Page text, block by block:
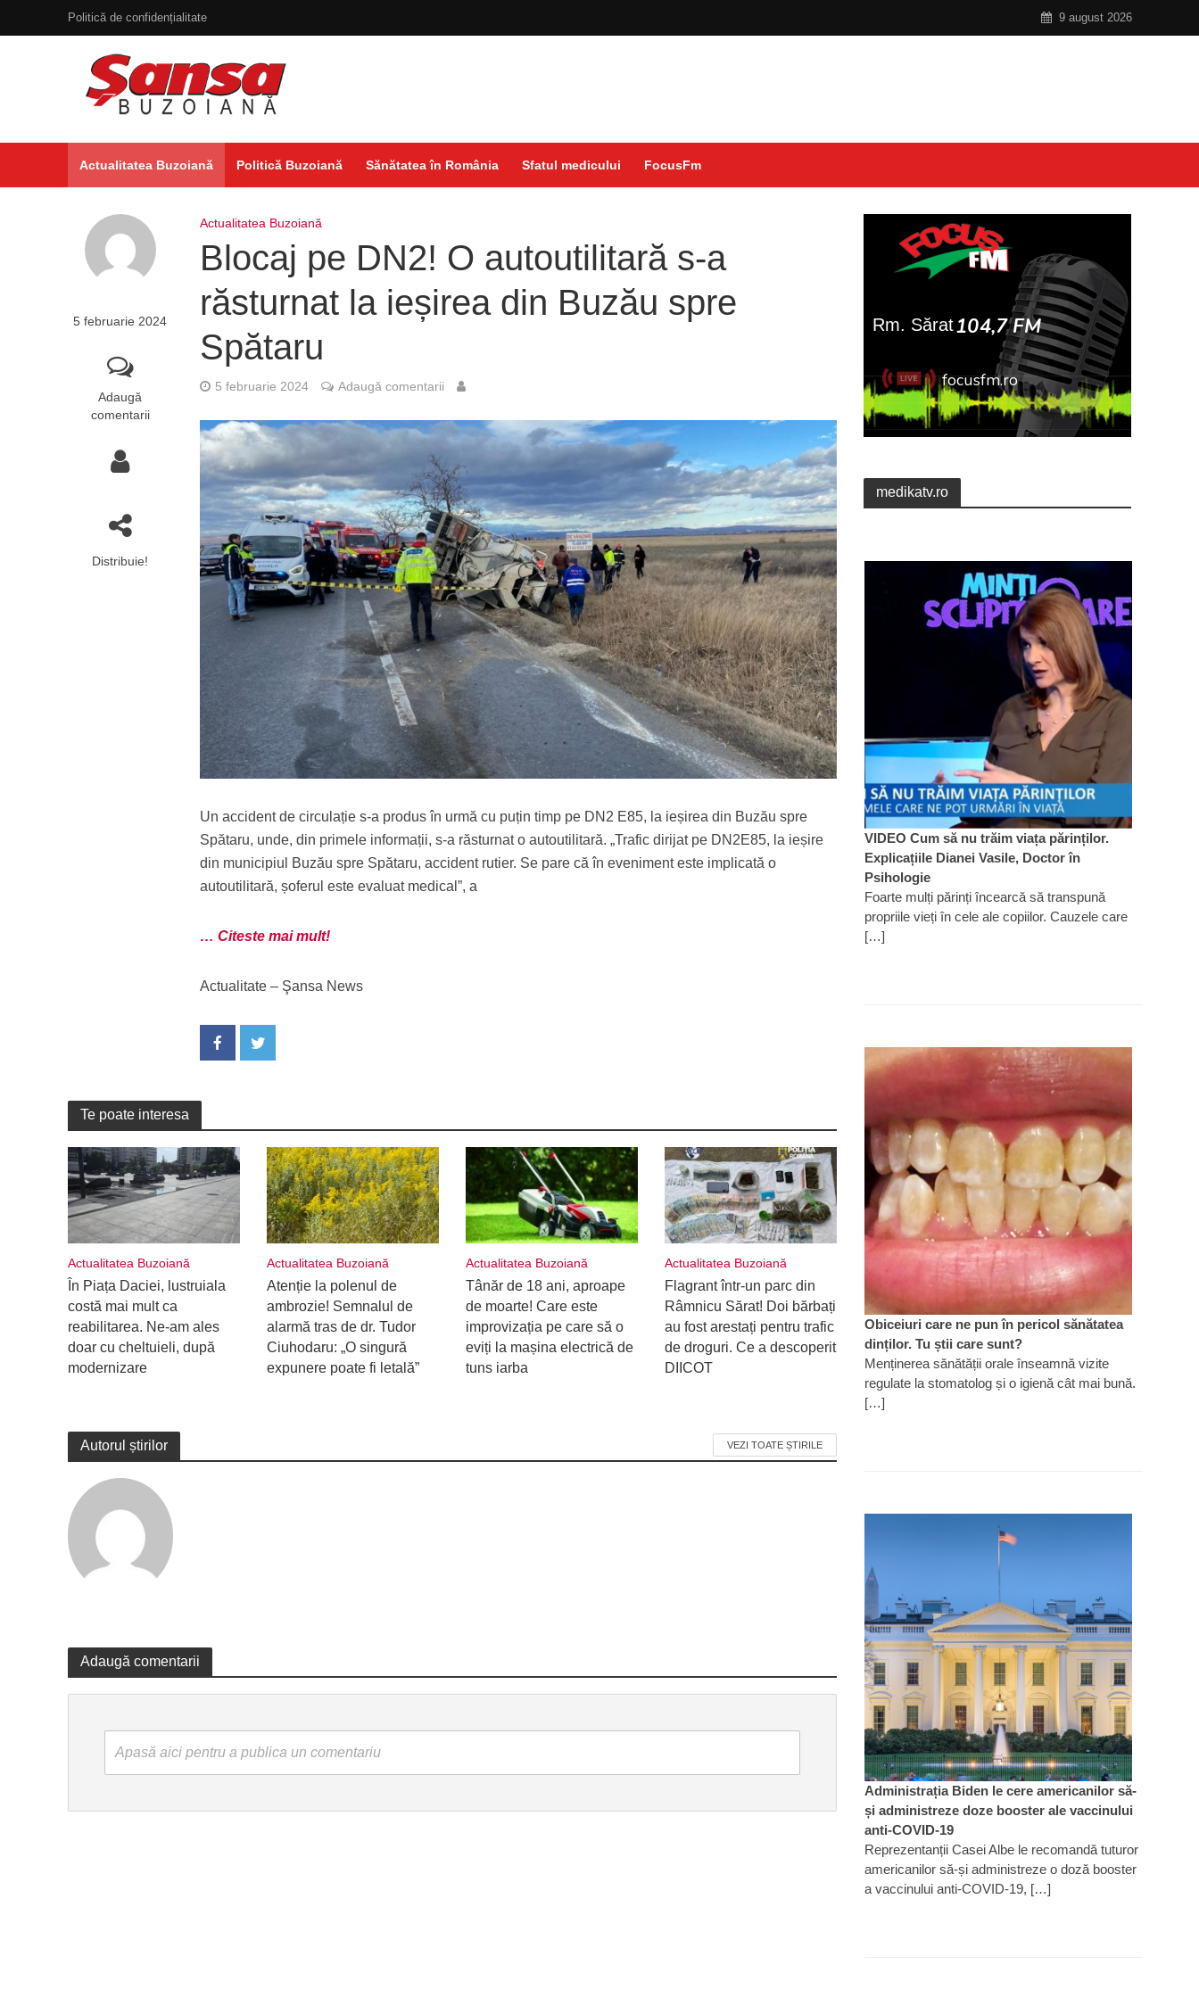
Politică de confidențialitate 9 august 2026
Actualitatea Buzoiană Politică Buzoiană Sănătatea în România Sfatul medicului FocusFm
5 februarie 2024
Adaugă
comentarii
Distribuie!
Actualitatea Buzoiană
Blocaj pe DN2! O autoutilitară s-a
răsturnat la ieșirea din Buzău spre
Spătaru
5 februarie 2024 Adaugă comentarii
Un accident de circulație s-a produs în urmă cu puțin timp pe DN2 E85, la ieșirea din Buzău spre
Spătaru, unde, din primele informații, s-a răsturnat o autoutilitară. „Trafic dirijat pe DN2E85, la ieșire
din municipiul Buzău spre Spătaru, accident rutier. Se pare că în eveniment este implicată o
autoutilitară, șoferul este evaluat medical”, a
… Citeste mai mult!
Actualitate – Şansa News
Te poate interesa
Actualitatea Buzoiană
În Piața Daciei, lustruiala
costă mai mult ca
reabilitarea. Ne-am ales
doar cu cheltuieli, după
modernizare
Actualitatea Buzoiană
Atenție la polenul de
ambrozie! Semnalul de
alarmă tras de dr. Tudor
Ciuhodaru: „O singură
expunere poate fi letală”
Actualitatea Buzoiană
Tânăr de 18 ani, aproape
de moarte! Care este
improvizația pe care să o
eviți la mașina electrică de
tuns iarba
Actualitatea Buzoiană
Flagrant într-un parc din
Râmnicu Sărat! Doi bărbați
au fost arestați pentru trafic
de droguri. Ce a descoperit
DIICOT
Autorul știrilor VEZI TOATE ȘTIRILE
Adaugă comentarii
Apasă aici pentru a publica un comentariu
medikatv.ro
VIDEO Cum să nu trăim viața părinților.
Explicațiile Dianei Vasile, Doctor în
Psihologie
Foarte mulți părinți încearcă să transpună
propriile vieți în cele ale copiilor. Cauzele care
[…]
Obiceiuri care ne pun în pericol sănătatea
dinților. Tu știi care sunt?
Menținerea sănătății orale înseamnă vizite
regulate la stomatolog și o igienă cât mai bună.
[…]
Administrația Biden le cere americanilor să-
și administreze doze booster ale vaccinului
anti-COVID-19
Reprezentanții Casei Albe le recomandă tuturor
americanilor să-și administreze o doză booster
a vaccinului anti-COVID-19, […]